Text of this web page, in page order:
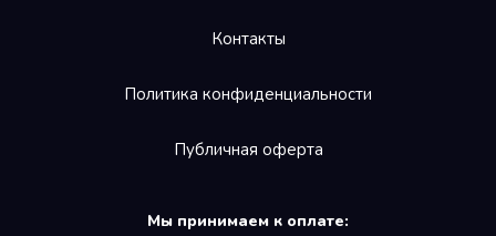
Необходимые файлы cookies
Эти файлы cookie необходимы для
активируются только в ответ на любые ваши
Контакты
Политика конфиденциальности
Публичная оферта
Мы принимаем к оплате: